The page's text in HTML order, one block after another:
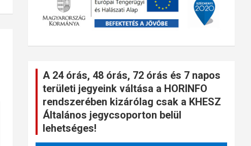
A 24 órás, 48 órás, 72 órás és 7 napos
területi jegyeink váltása a HORINFO
rendszerében kizárólag csak a KHESZ
Általános jegycsoporton belül
lehetséges!